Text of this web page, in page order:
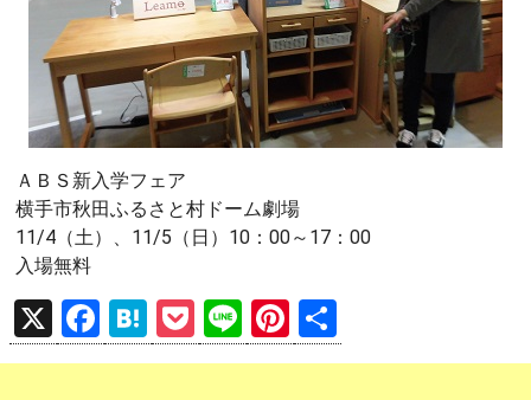
ＡＢＳ新入学フェア
横手市秋田ふるさと村ドーム劇場
11/4（土）、11/5（日）10：00～17：00
入場無料
X
F
a
H
at
P
o
Li
n
Pi
nt 有